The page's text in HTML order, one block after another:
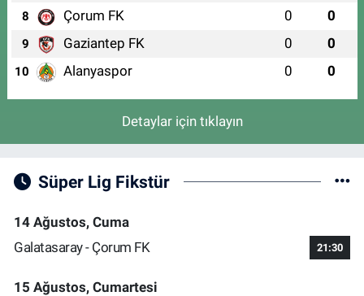
8 Çorum FK 0 0
9 Gaziantep FK 0 0
10 Alanyaspor 0 0
Detaylar için tıklayın
Süper Lig Fikstür
14 Ağustos, Cuma
Galatasaray - Çorum FK
21:30
15 Ağustos, Cumartesi